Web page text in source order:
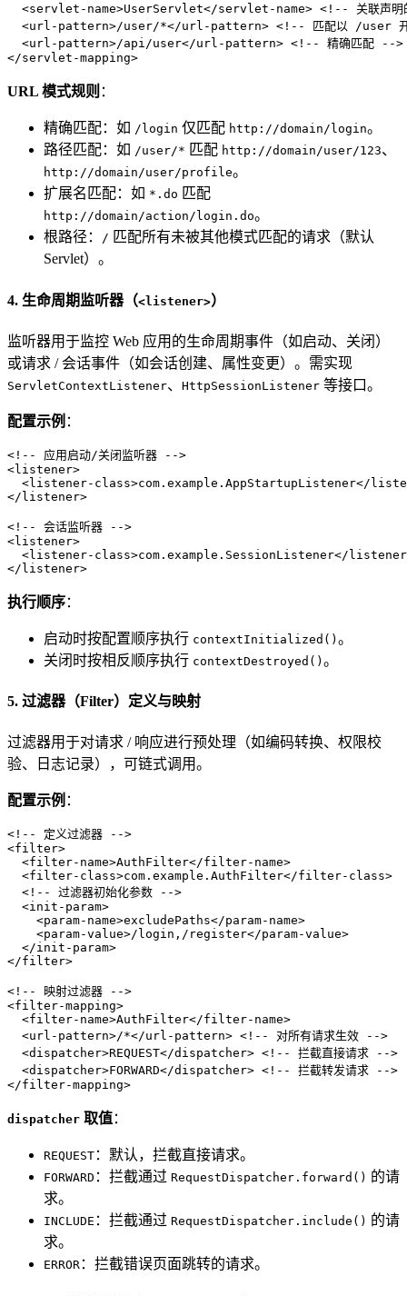
<servlet-name>UserServlet</servlet-name> <!-- 关联声
<url-pattern>/user/*</url-pattern> <!-- 匹配以 /user
<url-pattern>/api/user</url-pattern> <!-- 精确匹配 -->
</servlet-mapping>
URL 模式规则 ：
精确匹配：如 /login 仅匹配 http://domain/login。
路径匹配：如 /user/* 匹配 http://domain/user/123、
http://domain/user/profile。
扩展名匹配：如 *.do 匹配
http://domain/action/login.do。
根路径：
/ 匹配所有未被其他模式匹配的请求（默认
Servlet）。
4. 生命周期监听器（<listener>）
监听器用于监控 Web 应用的生命周期事件（如启动、关闭）
或请求 / 会话事件（如会话创建、属性变更）。需实现
ServletContextListener、 HttpSessionListener 等接口。
配置示例 ：
<!-- 应用启动/关闭监听器 -->
<listener>
<listener-class>com.example.AppStartupListener</
</ listener>
<!-- 会话监听器 -->
<listener>
<listener-class>com.example.SessionListener</
</ listener>
执行顺序：
启动时按配置顺序执行 contextInitialized() 。
关闭时按相反顺序执行 contextDestroyed() 。
5. 过滤器（Filter）定义与映射
过滤器用于对请求 / 响应进行预处理（如编码转换、权限校
验、日志记录），可链式调用。
配置示例 ：
<!-- 定义过滤器 -->
<filter>
<filter-name>AuthFilter</filter-name>
<filter-class>com.example.AuthFilter</filter-class>
<!-- 过滤器初始化参数 -->
<init-param>
<param-name>excludePaths</param-name>
<param-value>/login,/register</param-value>
</init-param>
</filter>
<!-- 映射过滤器 -->
<filter-mapping>
<filter-name>AuthFilter</filter-name>
<url-pattern>/*</url-pattern> <!-- 对所有请求生效 -->
<dispatcher>REQUEST</dispatcher> <!-- 拦截直接请求 -->
<dispatcher>FORWARD</dispatcher> <!-- 拦截转发请求 -->
</filter-mapping>
dispatcher 取值：
REQUEST ：默认，拦截直接请求。
FORWARD ：拦截通过 RequestDispatcher.forward() 的请
求。
INCLUDE ：拦截通过 RequestDispatcher.include() 的请
求。
ERROR ：拦截错误页面跳转的请求。